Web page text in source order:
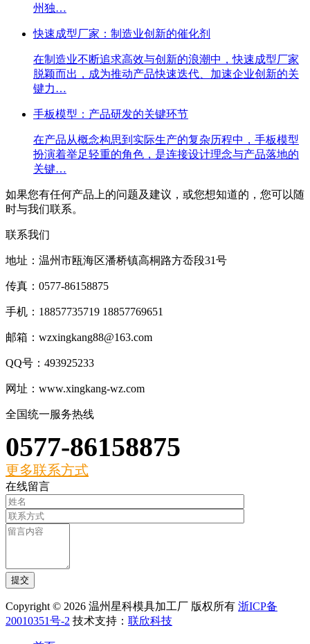
州独…
快速成型厂家：制造业创新的催化剂
在制造业不断追求高效与创新的浪潮中，快速成型厂家
脱颖而出，成为推动产品快速迭代、加速企业创新的关
键力…
手板模型：产品研发的关键环节
在产品从概念构思到实际生产的复杂历程中，手板模型
扮演着举足轻重的角色，是连接设计理念与产品落地的
关键…
如果您有任何产品上的问题及建议，或您想知道的，您可以随
时与我们联系。
联系我们
地址：温州市瓯海区潘桥镇高桐路方岙段31号
传真：0577-86158875
手机：18857735719 18857769651
邮箱：wzxingkang88@163.com
QQ号：493925233
网址：www.xingkang-wz.com
全国统一服务热线
0577-86158875
更多联系方式
在线留言
Copyright © 2026 温州星科模具加工厂 版权所有 浙ICP备
20010351号-2 技术支持： 联欣科技